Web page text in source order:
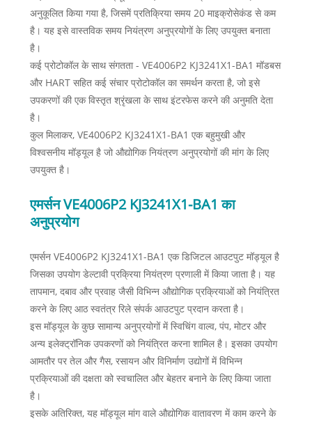
अनुकूलित किया गया है, जिसमें प्रतिक्रिया समय 20 माइक्रोसेकंड से कम
है। यह इसे वास्तविक समय नियंत्रण अनुप्रयोगों के लिए उपयुक्त बनाता
है।
कई प्रोटोकॉल के साथ संगतता - VE4006P2 KJ3241X1-BA1 मॉडबस
और HART सहित कई संचार प्रोटोकॉल का समर्थन करता है, जो इसे
उपकरणों की एक विस्तृत श्रृंखला के साथ इंटरफेस करने की अनुमति देता
है।
कुल मिलाकर, VE4006P2 KJ3241X1-BA1 एक बहुमुखी और
विश्वसनीय मॉड्यूल है जो औद्योगिक नियंत्रण अनुप्रयोगों की मांग के लिए
उपयुक्त है।
एमर्सन VE4006P2 KJ3241X1-BA1 का
अनुप्रयोग
एमर्सन VE4006P2 KJ3241X1-BA1 एक डिजिटल आउटपुट मॉड्यूल है
जिसका उपयोग डेल्टावी प्रक्रिया नियंत्रण प्रणाली में किया जाता है। यह
तापमान, दबाव और प्रवाह जैसी विभिन्न औद्योगिक प्रक्रियाओं को नियंत्रित
करने के लिए आठ स्वतंत्र रिले संपर्क आउटपुट प्रदान करता है।
इस मॉड्यूल के कुछ सामान्य अनुप्रयोगों में स्विचिंग वाल्व, पंप, मोटर और
अन्य इलेक्ट्रॉनिक उपकरणों को नियंत्रित करना शामिल है। इसका उपयोग
आमतौर पर तेल और गैस, रसायन और विनिर्माण उद्योगों में विभिन्न
प्रक्रियाओं की दक्षता को स्वचालित और बेहतर बनाने के लिए किया जाता
है।
इसके अतिरिक्त, यह मॉड्यूल मांग वाले औद्योगिक वातावरण में काम करने के